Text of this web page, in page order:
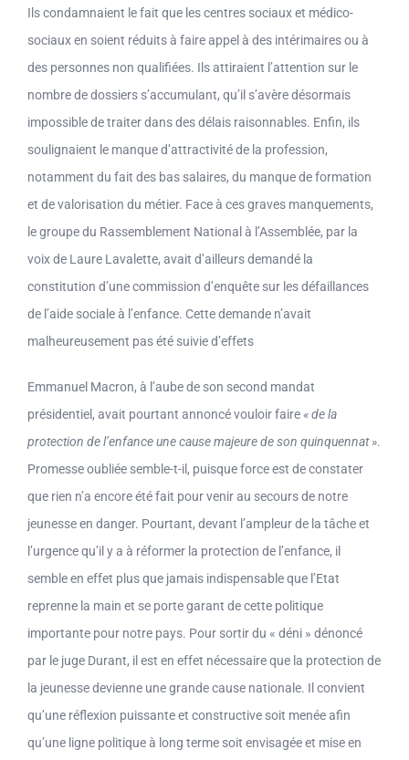
Ils condamnaient le fait que les centres sociaux et médico-
sociaux en soient réduits à faire appel à des intérimaires ou à
des personnes non qualifiées. Ils attiraient l’attention sur le
nombre de dossiers s’accumulant, qu’il s’avère désormais
impossible de traiter dans des délais raisonnables. Enfin, ils
soulignaient le manque d’attractivité de la profession,
notamment du fait des bas salaires, du manque de formation
et de valorisation du métier. Face à ces graves manquements,
le groupe du Rassemblement National à l’Assemblée, par la
voix de Laure Lavalette, avait d’ailleurs demandé la
constitution d’une commission d’enquête sur les défaillances
de l’aide sociale à l’enfance. Cette demande n’avait
malheureusement pas été suivie d’effets
Emmanuel Macron, à l’aube de son second mandat
présidentiel, avait pourtant annoncé vouloir faire« de la
protection de l’enfance une cause majeure de son quinquennat ».
Promesse oubliée semble-t-il, puisque force est de constater
que rien n’a encore été fait pour venir au secours de notre
jeunesse en danger. Pourtant, devant l’ampleur de la tâche et
l’urgence qu’il y a à réformer la protection de l’enfance, il
semble en effet plus que jamais indispensable que l’Etat
reprenne la main et se porte garant de cette politique
importante pour notre pays. Pour sortir du « déni » dénoncé
par le juge Durant, il est en effet nécessaire que la protection de
la jeunesse devienne une grande cause nationale. Il convient
qu’une réflexion puissante et constructive soit menée afin
qu’une ligne politique à long terme soit envisagée et mise en